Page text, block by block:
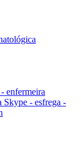
enfermeira
Skype - esfrega -